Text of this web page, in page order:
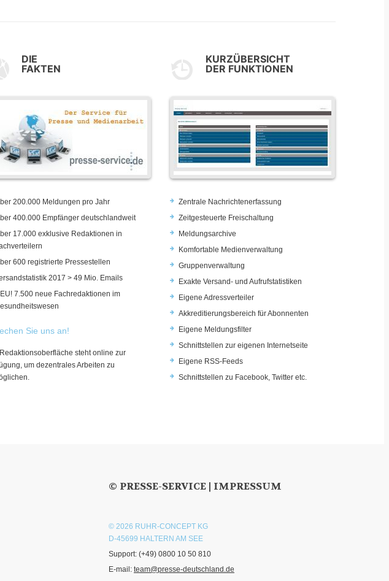
DIE
FAKTEN
200.000 Meldungen pro Jahr
400.000 Empfänger deutschlandweit
17.000 exklusive Redaktionen in
600 registrierte Pressestellen
2017 > 49 Mio. Emails
7.500 neue Fachredaktionen im
Sie uns an!
steht online zur
um dezentrales Arbeiten zu
KURZÜBERSICHT
DER FUNKTIONEN
Zentrale Nachrichtenerfassung
Zeitgesteuerte Freischaltung
Meldungsarchive
Komfortable Medienverwaltung
Gruppenverwaltung
Exakte Versand- und Aufrufstatistiken
Eigene Adressverteiler
Akkreditierungsbereich für Abonnenten
Eigene Meldungsfilter
Schnittstellen zur eigenen Internetseite
Eigene RSS-Feeds
Schnittstellen zu Facebook, Twitter etc.
© PRESSE-SERVICE | IMPRESSUM
© 2026 RUHR-CONCEPT KG
D-45699 HALTERN AM SEE
Support: (+49) 0800 10 50 810
E-mail: team@presse-deutschland.de